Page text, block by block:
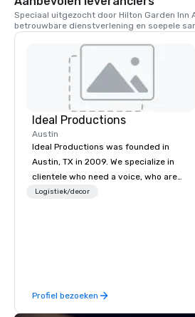
is de thuisbasis van grootschalige
evenementen zoals het Austin City
Limits Music Festival, de Trail of
Speciaal uitgezocht door Hilton Garden Inn
betrouwbare dienstverlening en soepele
Ideal Productions
Austin
Ideal Productions was founded in
Austin, TX in 2009. We specialize in
clientele who need a voice, who are
often overlooked by the national big
Multi-stage Festival Production; we
strive to ensure we meet your
Logistiek/decor
Profiel bezoeken